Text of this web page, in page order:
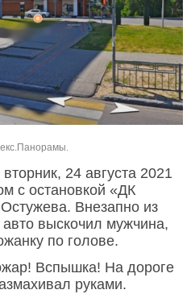
24 августа 2021
с остановкой «ДК
Внезапно из
выскочил мужчина,
по голове.
Вспышка! На дороге
руками.